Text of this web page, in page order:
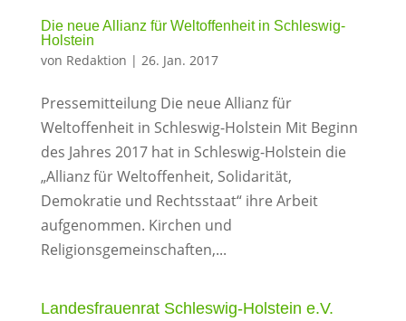
Die neue Allianz für Weltoffenheit in Schleswig-
Holstein
von Redaktion | 26. Jan. 2017
Pressemitteilung Die neue Allianz für
Weltoffenheit in Schleswig-Holstein Mit Beginn
des Jahres 2017 hat in Schleswig-Holstein die
„Allianz für Weltoffenheit, Solidarität,
Demokratie und Rechtsstaat“ ihre Arbeit
aufgenommen. Kirchen und
Religionsgemeinschaften,...
Landesfrauenrat Schleswig-Holstein e.V.